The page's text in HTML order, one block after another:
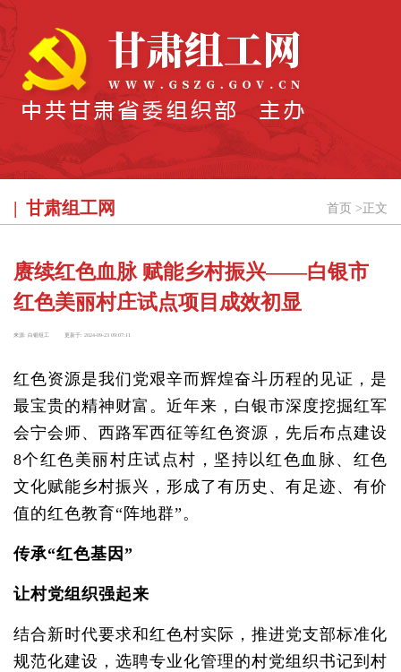
甘肃组工网 首页 > 正文
赓续红色血脉 赋能乡村振兴——白银市
红色美丽村庄试点项目成效初显
来源: 白银组工 更新于: 2024-09-23 09:07:11
红色资源是我们党艰辛而辉煌奋斗历程的见证，是
最宝贵的精神财富。近年来，白银市深度挖掘红军
会宁会师、西路军西征等红色资源，先后布点建设
8个红色美丽村庄试点村，坚持以红色血脉、红色
文化赋能乡村振兴，形成了有历史、有足迹、有价
值的红色教育“阵地群”。
传承“红色基因”
让村党组织强起来
结合新时代要求和红色村实际，推进党支部标准化
规范化建设，选聘专业化管理的村党组织书记到村